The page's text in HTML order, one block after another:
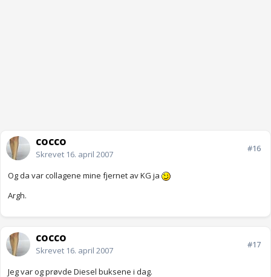
cocco
Skrevet 16. april 2007
#16
Og da var collagene mine fjernet av KG ja
Argh.
cocco
Skrevet 16. april 2007
#17
Jeg var og prøvde Diesel buksene i dag.